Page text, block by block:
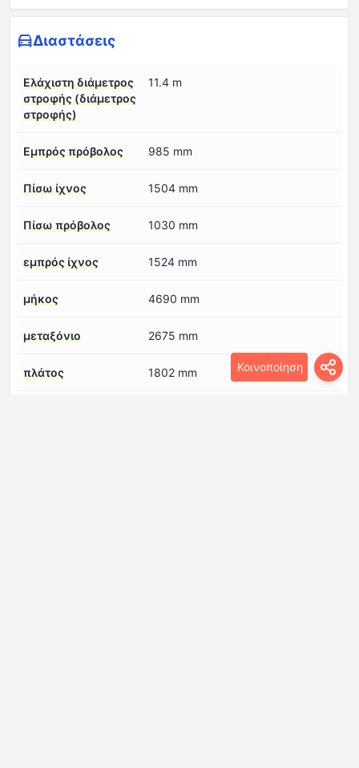
Κοινοποίηση
Διαστάσεις
Ελάχιστη διάμετρος
στροφής (διάμετρος
στροφής)
11.4 m
Εμπρός πρόβολος 985 mm
Πίσω ίχνος 1504 mm
Πίσω πρόβολος 1030 mm
εμπρός ίχνος 1524 mm
μήκος 4690 mm
μεταξόνιο 2675 mm
πλάτος 1802 mm